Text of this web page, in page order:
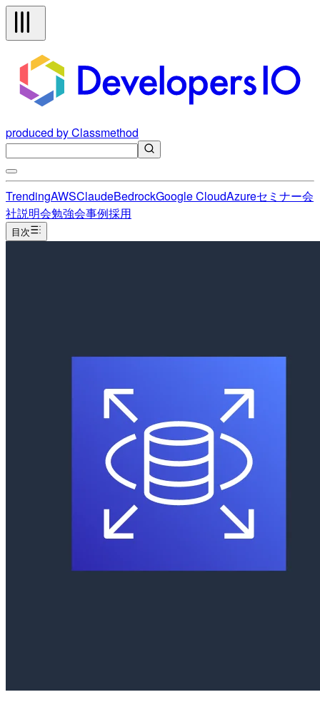
produced by Classmethod
TrendingAWSClaudeBedrockGoogle CloudAzureセミナー会
社説明会勉強会事例採用
目次